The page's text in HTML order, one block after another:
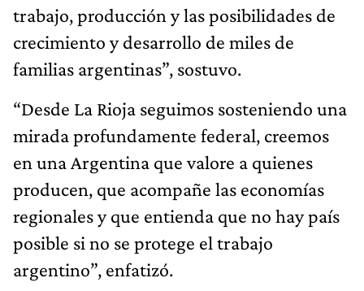
trabajo, producción y las posibilidades de
crecimiento y desarrollo de miles de
familias argentinas”, sostuvo.
“Desde La Rioja seguimos sosteniendo una
mirada profundamente federal, creemos
en una Argentina que valore a quienes
producen, que acompañe las economías
regionales y que entienda que no hay país
posible si no se protege el trabajo
argentino”, enfatizó.